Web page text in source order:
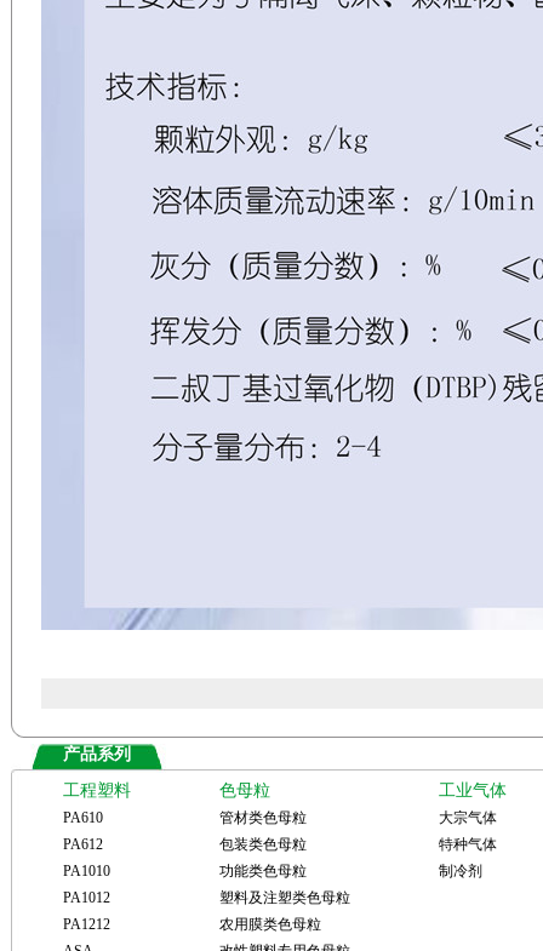
产品系列
工程塑料
PA610
PA612
PA1010
PA1012
PA1212
色母粒
管材类色母粒
包装类色母粒
功能类色母粒
塑料及注塑类色母粒
农用膜类色母粒
工业气体
大宗气体
特种气体
制冷剂